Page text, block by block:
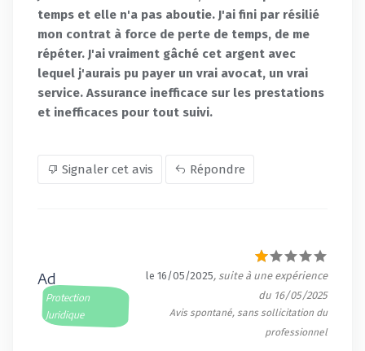
temps et elle n'a pas aboutie. J'ai fini par résilié
mon contrat à force de perte de temps, de me
répéter. J'ai vraiment gâché cet argent avec
lequel j'aurais pu payer un vrai avocat, un vrai
service. Assurance inefficace sur les prestations
et inefficaces pour tout suivi.
Signaler cet avis Répondre
Ad
Protection
Juridique
le 16/05/2025, suite à une expérience
du 16/05/2025
Avis spontané, sans sollicitation du
professionnel